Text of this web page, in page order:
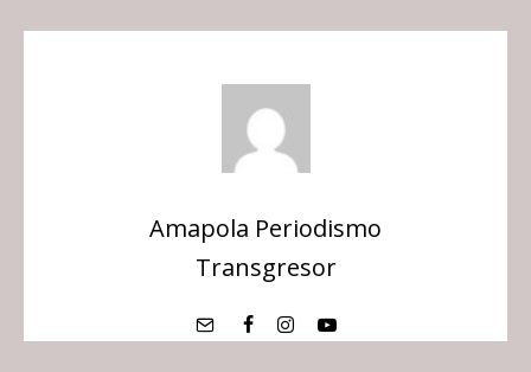
Amapola Periodismo
Transgresor